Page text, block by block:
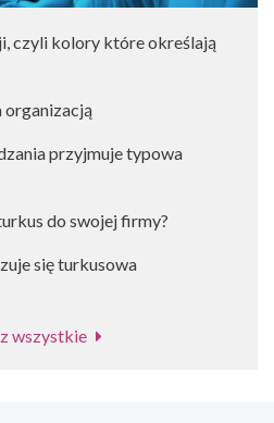
czyli kolory które określają
organizacją
przyjmuje typowa
do swojej firmy?
się turkusowa
wszystkie